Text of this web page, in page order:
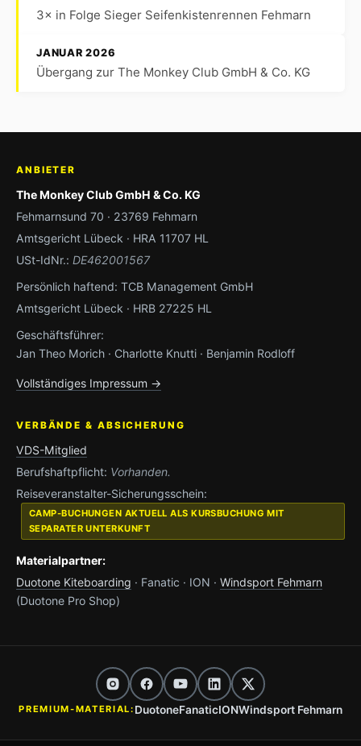
3× in Folge Sieger Seifenkistenrennen Fehmarn
JANUAR 2026
Übergang zur The Monkey Club GmbH & Co. KG
ANBIETER
The Monkey Club GmbH & Co. KG
Fehmarnsund 70 · 23769 Fehmarn
Amtsgericht Lübeck · HRA 11707 HL
USt-IdNr.: DE462001567
Persönlich haftend: TCB Management GmbH
Amtsgericht Lübeck · HRB 27225 HL
Geschäftsführer:
Jan Theo Morich · Charlotte Knutti · Benjamin Rodloff
Vollständiges Impressum →
VERBÄNDE & ABSICHERUNG
VDS-Mitglied
Berufshaftpflicht: Vorhanden.
Reiseveranstalter-Sicherungsschein:
CAMP-BUCHUNGEN AKTUELL ALS KURSBUCHUNG MIT
SEPARATER UNTERKUNFT
Materialpartner:
Duotone Kiteboarding · Fanatic · ION · Windsport Fehmarn
(Duotone Pro Shop)
PREMIUM-MATERIAL: DuotoneFanaticIONWindsport Fehmarn